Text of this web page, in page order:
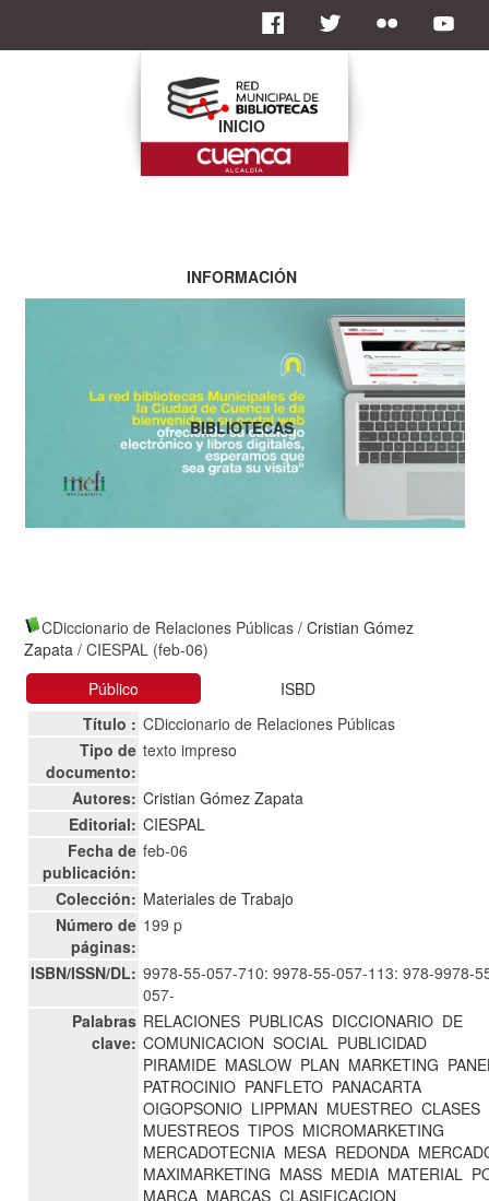
CDiccionario de Relaciones Públicas /Cristian Gómez
Zapata / CIESPAL (feb-06)
Público
ISBD
Título : CDiccionario de Relaciones Públicas
Tipo de
documento:
texto impreso
Autores: Cristian Gómez Zapata
Editorial: CIESPAL
Fecha de
publicación:
feb-06
Colección: Materiales de Trabajo
Número de
páginas:
199 p
ISBN/ISSN/DL: 9978-55-057-710: 9978-55-057-113: 978-9978-
057-
Palabras
clave:
RELACIONES PUBLICAS DICCIONARIO DE
COMUNICACION SOCIAL PUBLICIDAD
PIRAMIDE MASLOW PLAN MARKETING
PATROCINIO PANFLETO PANACARTA
OIGOPSONIO LIPPMAN MUESTREO CLASES
MUESTREOS TIPOS MICROMARKETING
MERCADOTECNIA MESA REDONDA
MAXIMARKETING MASS MEDIA MATERIAL
MARCA MARCAS CLASIFICACION
INICIO
INFORMACIÓN
BIBLIOTECAS